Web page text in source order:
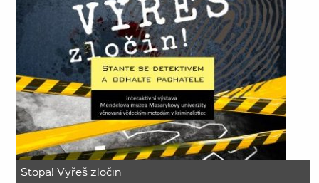
Stopa! Vyřeš zločin